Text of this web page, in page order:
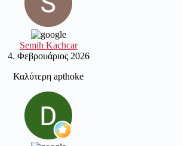
Semih Kachcar
4. Φεβρουάριος 2026
Καλύτερη apthoke